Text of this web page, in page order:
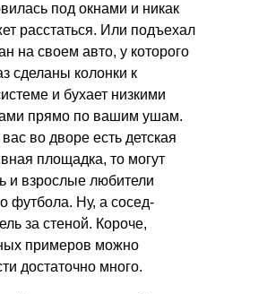
под окнами и никак
расстаться. Или подъехал
на своем авто, у которого
сделаны колонки к
и бухает низкими
прямо по вашим ушам.
во дворе есть детская
площадка, то могут
и взрослые любители
футбола. Ну, а сосед-
за стеной. Короче,
примеров можно
достаточно много.